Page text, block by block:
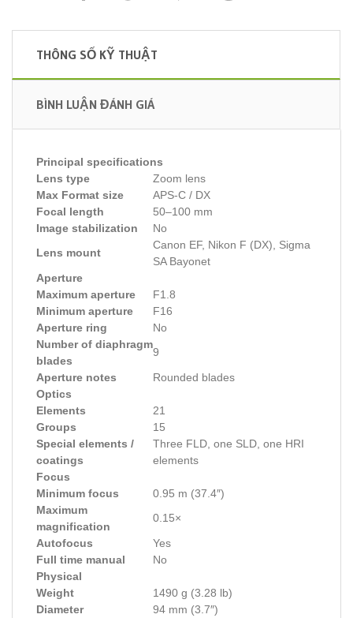
THÔNG SỐ KỸ THUẬT
BÌNH LUẬN ĐÁNH GIÁ
Principal specifications
Lens type
Zoom lens
Max Format size
APS-C / DX
Focal length
50–100 mm
Image stabilization
No
Lens mount
Canon EF, Nikon F (DX), Sigma
SA Bayonet
Aperture
Maximum aperture
F1.8
Minimum aperture
F16
Aperture ring
No
Number of diaphragm
blades
9
Aperture notes
Rounded blades
Optics
Elements
21
Groups
15
Special elements /
coatings
Three FLD, one SLD, one HRI
elements
Focus
Minimum focus
0.95 m (37.4″)
Maximum
magnification
0.15×
Autofocus
Yes
Full time manual
No
Physical
Weight
1490 g (3.28 lb)
Diameter
94 mm (3.7″)